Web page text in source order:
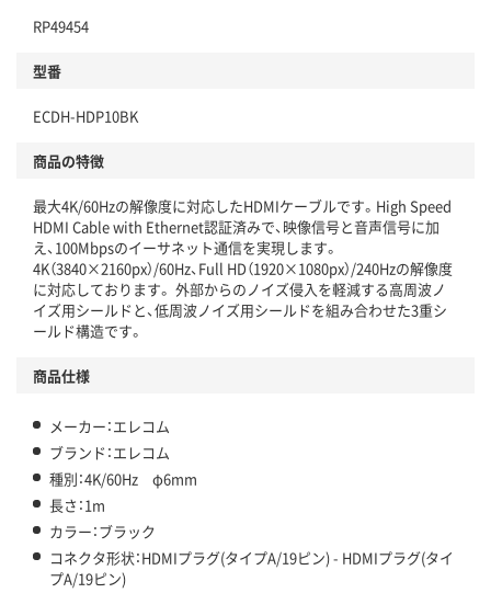
RP49454
型番
ECDH-HDP10BK
商品の特徴
最大4K/60Hzの解像度に対応したHDMIケーブルです。High Speed
HDMI Cable with Ethernet認証済みで、映像信号と音声信号に加
え、100Mbpsのイーサネット通信を実現します。
4K（3840×2160px）/60Hz、Full HD（1920×1080px）/240Hzの解像度
に対応しております。 外部からのノイズ侵入を軽減する高周波ノ
イズ用シールドと、低周波ノイズ用シールドを組み合わせた3重シ
ールド構造です。
商品仕様
メーカー：エレコム
ブランド：エレコム
種別：4K/60Hz φ6mm
長さ：1m
カラー：ブラック
コネクタ形状：HDMIプラグ(タイプA/19ピン) - HDMIプラグ(タイ
プA/19ピン)